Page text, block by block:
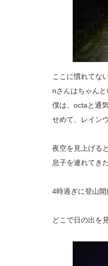
ここに慣れてな
nさんはちゃん
僕は、octaと通
せめて、レイン
夜空を見上げる
息子を連れてき
4時過ぎに登山開
どこで日の出を